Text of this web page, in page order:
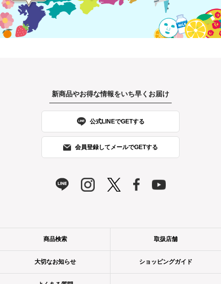
新商品やお得な情報をいち早くお届け
公式LINEでGETする
会員登録してメールでGETする
商品検索 取扱店舗
大切なお知らせ ショッピングガイド